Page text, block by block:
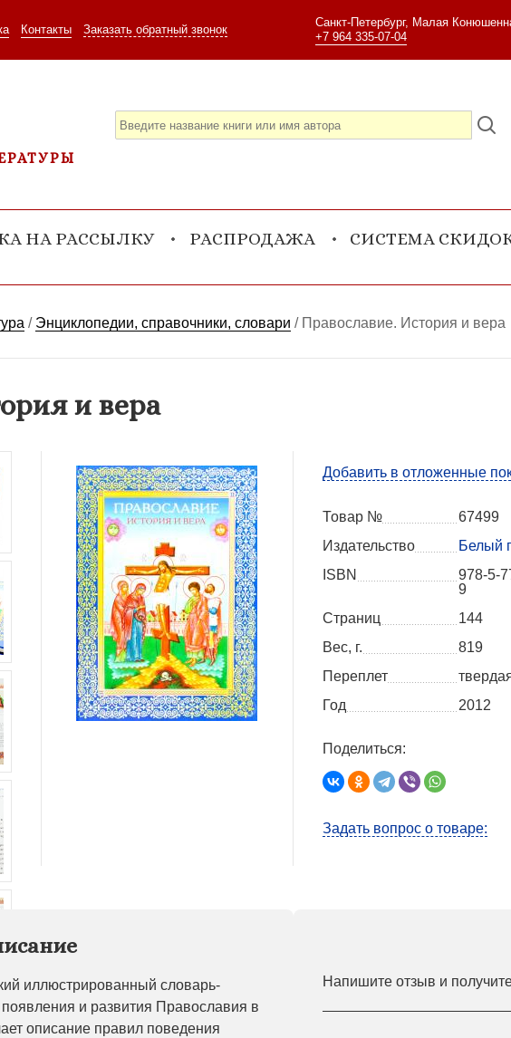
Контакты Заказать обратный звонок
Санкт-Петербург, Малая
+7 964 335-07-04
НА РАССЫЛКУ РАСПРОДАЖА
СИСТЕМА
/ Энциклопедии, справочники, словари / Православие. История и вера
и вера
Добавить в отложенные
Товар №
67499
Издательство
Белый
ISBN
978-5-
9
Страниц
144
Вес, г.
819
Переплет
Год
2012
Поделиться:
Задать вопрос о товаре:
иллюстрированный словарь-
и развития Православия в
описание правил поведения
Напишите отзыв и